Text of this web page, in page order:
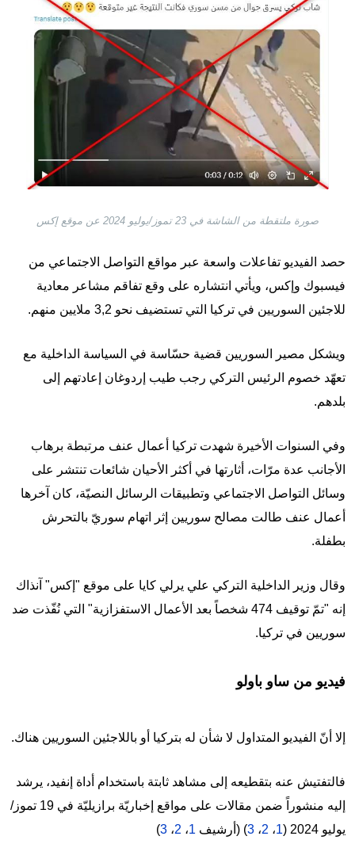
صورة ملتقطة من الشاشة في 23 تموز/يوليو 2024 عن موقع إكس
حصد الفيديو تفاعلات واسعة عبر مواقع التواصل الاجتماعي من
فيسبوك وإكس، ويأتي انتشاره على وقع تفاقم مشاعر معادية
للاجئين السوريين في تركيا التي تستضيف نحو 3,2 ملايين منهم.
ويشكل مصير السوريين قضية حسّاسة في السياسة الداخلية مع
تعهّد خصوم الرئيس التركي رجب طيب إردوغان إعادتهم إلى
بلدهم.
وفي السنوات الأخيرة شهدت تركيا أعمال عنف مرتبطة برهاب
الأجانب عدة مرّات، أثارتها في أكثر الأحيان شائعات تنتشر على
وسائل التواصل الاجتماعي وتطبيقات الرسائل النصيّة، كان آخرها
أعمال عنف طالت مصالح سوريين إثر اتهام سوريّ بالتحرش
بطفلة.
وقال وزير الداخلية التركي علي يرلي كايا على موقع "إكس" آنذاك
إنه "تمّ توقيف 474 شخصاً بعد الأعمال الاستفزازية" التي نُفّذت ضد
سوريين في تركيا.
فيديو من ساو باولو
إلا أنّ الفيديو المتداول لا شأن له بتركيا أو باللاجئين السوريين هناك.
فالتفتيش عنه بتقطيعه إلى مشاهد ثابتة باستخدام أداة إنفيد، يرشد
إليه منشوراً ضمن مقالات على مواقع إخباريّة برازيليّة في 19 تموز/
يوليو 2024 (
1، 2، 3) (أرشيف 1، 2، 3
)